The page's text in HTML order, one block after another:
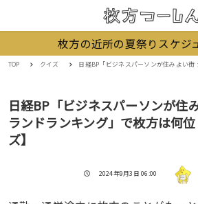
枚方の近所の夏祭りスケジ
TOP クイズ 日経BP「ビジネスパーソンが住みよい街 シティブランドランキング
日経BP「ビジネスパーソンが住
ランドランキング」で枚方は何
ズ】
投稿日
2024年9月3日 06:00 著者